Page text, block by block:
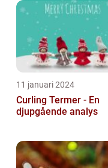
11 januari 2024
Curling Termer - En
djupgående analys